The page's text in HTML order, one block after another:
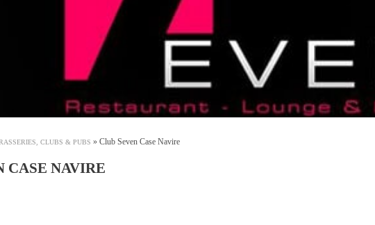
CLUBS & PUBS » Club Seven Case Navire
CASE NAVIRE